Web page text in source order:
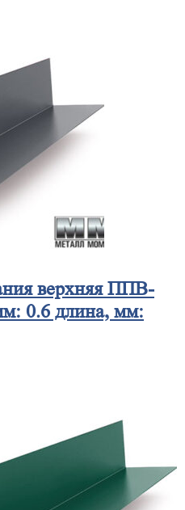
верхняя ППВ-
0.6 длина, мм: